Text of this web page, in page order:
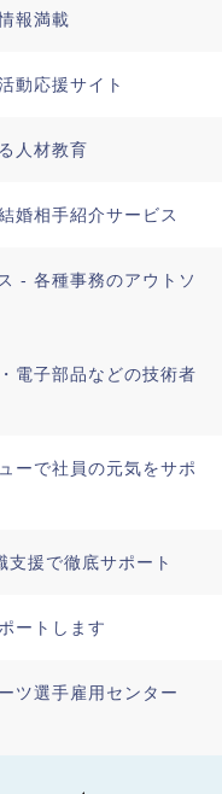
報満載
動応援サイト
人材教育
婚相手紹介サービス
- 各種事務のアウトソ
電子部品などの技術者
ーで社員の元気をサポ
援で徹底サポート
ートします
ツ選手雇用センター